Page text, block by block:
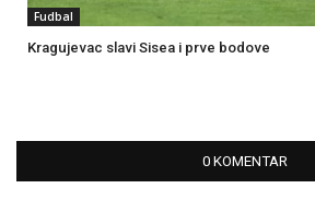
Fudbal
Kragujevac slavi Sisea i prve bodove
0 KOMENTAR